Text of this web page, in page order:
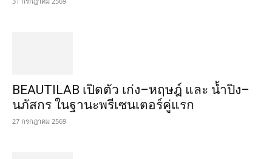
BEAUTILAB เปิดตัว เก่ง–หฤษฎ์ และ น้ำปิง–
นภัสกร ในฐานะพรีเซนเตอร์คู่แรก
27 กรกฎาคม 2569